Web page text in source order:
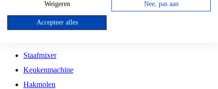
Inbouw Gaskookplaat
Inbouw Keramische Kookplaat
Kookplaat Accessoires
Staafmixer
Keukenmachine
Hakmolen
Weigeren Nee, pas aan
Accepteer alles